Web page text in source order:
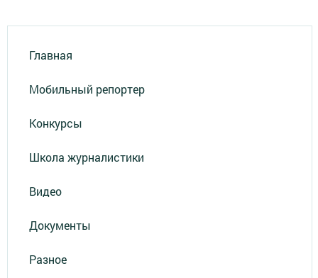
Главная
Мобильный репортер
Конкурсы
Школа журналистики
Видео
Документы
Разное